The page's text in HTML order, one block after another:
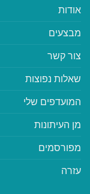
אודות
מבצעים
צור קשר
שאלות נפוצות
המועדפים שלי
מן העיתונות
מפורסמים
עזרה